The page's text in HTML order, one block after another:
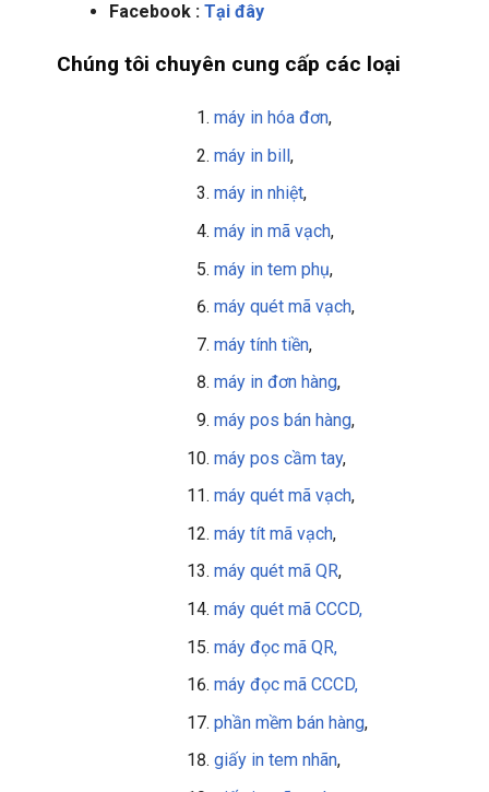
Facebook : Tại đây
Chúng tôi chuyên cung cấp các loại
máy in hóa đơn,
máy in bill,
máy in nhiệt,
máy in mã vạch,
máy in tem phụ,
máy quét mã vạch,
máy tính tiền,
máy in đơn hàng,
máy pos bán hàng,
máy pos cầm tay,
máy quét mã vạch,
máy tít mã vạch,
máy quét mã QR,
máy quét mã CCCD,
máy đọc mã QR,
máy đọc mã CCCD,
phần mềm bán hàng,
giấy in tem nhãn,